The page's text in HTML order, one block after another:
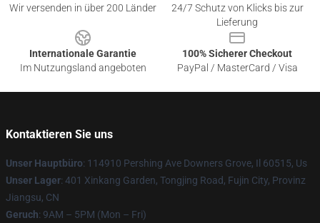
Wir versenden in über 200 Länder
24/7 Schutz von Klicks bis zur
Lieferung
Internationale Garantie
Im Nutzungsland angeboten
100% Sicherer Checkout
PayPal / MasterCard / Visa
Kontaktieren Sie uns
Unser Hauptbüro: 114910 Pershing Ave Downers Grove, Il 60515, Us
Unser Lager: 401 Xinkang Garden, Tongjing Road, Fujin City, Provinz
Jiangsu, CN
Geruch: 9AM – 5PM (Mon – Fri)